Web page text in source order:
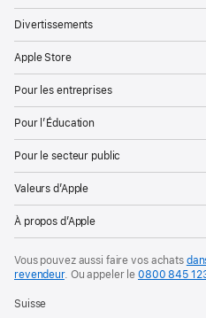
à
sa
Apple
a
le
plaisir
de
dévoiler
les
apps
et
les
Divertissements
Apple Store
Pour les entreprises
Pour l’Éducation
Pour le secteur public
Valeurs d’Apple
À propos d’Apple
Vous pouvez aussi faire vos achats
revendeur. Ou appeler le0800 845
Suisse